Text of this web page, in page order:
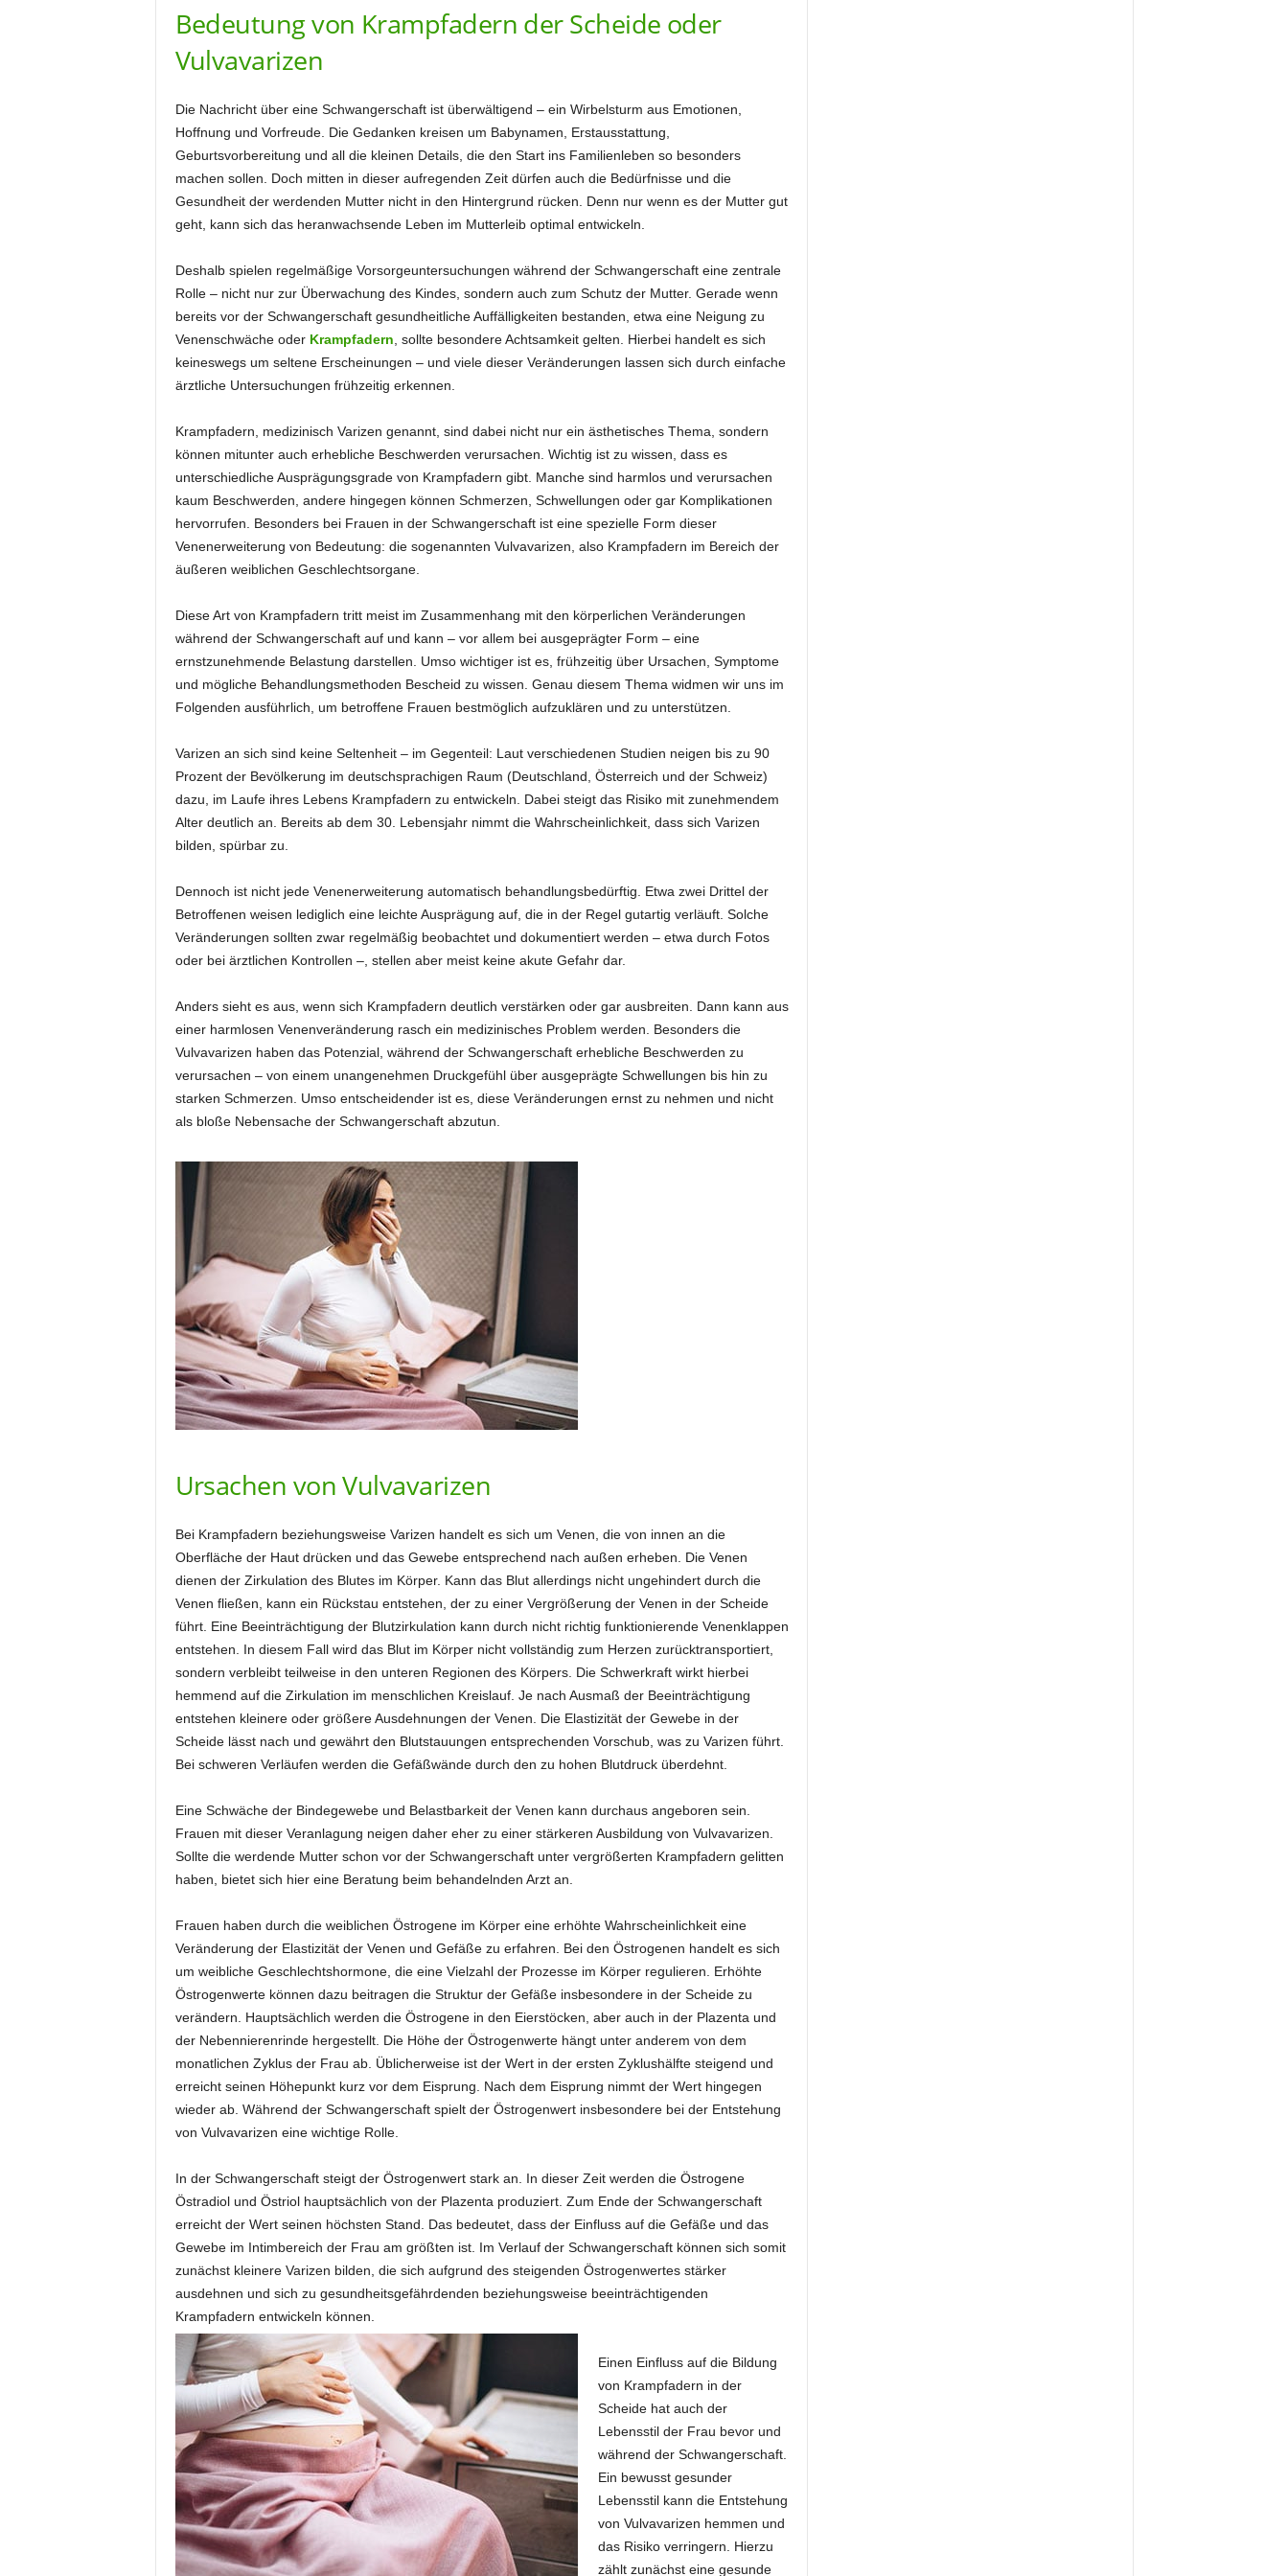
Bedeutung von Krampfadern der Scheide oder
Vulvavarizen
Die Nachricht über eine Schwangerschaft ist überwältigend – ein Wirbelsturm aus Emotionen,
Hoffnung und Vorfreude. Die Gedanken kreisen um Babynamen, Erstausstattung,
Geburtsvorbereitung und all die kleinen Details, die den Start ins Familienleben so besonders
machen sollen. Doch mitten in dieser aufregenden Zeit dürfen auch die Bedürfnisse und die
Gesundheit der werdenden Mutter nicht in den Hintergrund rücken. Denn nur wenn es der Mutter gut
geht, kann sich das heranwachsende Leben im Mutterleib optimal entwickeln.
Deshalb spielen regelmäßige Vorsorgeuntersuchungen während der Schwangerschaft eine zentrale
Rolle – nicht nur zur Überwachung des Kindes, sondern auch zum Schutz der Mutter. Gerade wenn
bereits vor der Schwangerschaft gesundheitliche Auffälligkeiten bestanden, etwa eine Neigung zu
Venenschwäche oder Krampfadern , sollte besondere Achtsamkeit gelten. Hierbei handelt es sich
keineswegs um seltene Erscheinungen – und viele dieser Veränderungen lassen sich durch einfache
ärztliche Untersuchungen frühzeitig erkennen.
Krampfadern, medizinisch Varizen genannt, sind dabei nicht nur ein ästhetisches Thema, sondern
können mitunter auch erhebliche Beschwerden verursachen. Wichtig ist zu wissen, dass es
unterschiedliche Ausprägungsgrade von Krampfadern gibt. Manche sind harmlos und verursachen
kaum Beschwerden, andere hingegen können Schmerzen, Schwellungen oder gar Komplikationen
hervorrufen. Besonders bei Frauen in der Schwangerschaft ist eine spezielle Form dieser
Venenerweiterung von Bedeutung: die sogenannten Vulvavarizen, also Krampfadern im Bereich der
äußeren weiblichen Geschlechtsorgane.
Diese Art von Krampfadern tritt meist im Zusammenhang mit den körperlichen Veränderungen
während der Schwangerschaft auf und kann – vor allem bei ausgeprägter Form – eine
ernstzunehmende Belastung darstellen. Umso wichtiger ist es, frühzeitig über Ursachen, Symptome
und mögliche Behandlungsmethoden Bescheid zu wissen. Genau diesem Thema widmen wir uns im
Folgenden ausführlich, um betroffene Frauen bestmöglich aufzuklären und zu unterstützen.
Varizen an sich sind keine Seltenheit – im Gegenteil: Laut verschiedenen Studien neigen bis zu 90
Prozent der Bevölkerung im deutschsprachigen Raum (Deutschland, Österreich und der Schweiz)
dazu, im Laufe ihres Lebens Krampfadern zu entwickeln. Dabei steigt das Risiko mit zunehmendem
Alter deutlich an. Bereits ab dem 30. Lebensjahr nimmt die Wahrscheinlichkeit, dass sich Varizen
bilden, spürbar zu.
Dennoch ist nicht jede Venenerweiterung automatisch behandlungsbedürftig. Etwa zwei Drittel der
Betroffenen weisen lediglich eine leichte Ausprägung auf, die in der Regel gutartig verläuft. Solche
Veränderungen sollten zwar regelmäßig beobachtet und dokumentiert werden – etwa durch Fotos
oder bei ärztlichen Kontrollen –, stellen aber meist keine akute Gefahr dar.
Anders sieht es aus, wenn sich Krampfadern deutlich verstärken oder gar ausbreiten. Dann kann aus
einer harmlosen Venenveränderung rasch ein medizinisches Problem werden. Besonders die
Vulvavarizen haben das Potenzial, während der Schwangerschaft erhebliche Beschwerden zu
verursachen – von einem unangenehmen Druckgefühl über ausgeprägte Schwellungen bis hin zu
starken Schmerzen. Umso entscheidender ist es, diese Veränderungen ernst zu nehmen und nicht
als bloße Nebensache der Schwangerschaft abzutun.
Ursachen von Vulvavarizen
Bei Krampfadern beziehungsweise Varizen handelt es sich um Venen, die von innen an die
Oberfläche der Haut drücken und das Gewebe entsprechend nach außen erheben. Die Venen
dienen der Zirkulation des Blutes im Körper. Kann das Blut allerdings nicht ungehindert durch die
Venen fließen, kann ein Rückstau entstehen, der zu einer Vergrößerung der Venen in der Scheide
führt. Eine Beeinträchtigung der Blutzirkulation kann durch nicht richtig funktionierende Venenklappen
entstehen. In diesem Fall wird das Blut im Körper nicht vollständig zum Herzen zurücktransportiert,
sondern verbleibt teilweise in den unteren Regionen des Körpers. Die Schwerkraft wirkt hierbei
hemmend auf die Zirkulation im menschlichen Kreislauf. Je nach Ausmaß der Beeinträchtigung
entstehen kleinere oder größere Ausdehnungen der Venen. Die Elastizität der Gewebe in der
Scheide lässt nach und gewährt den Blutstauungen entsprechenden Vorschub, was zu Varizen führt.
Bei schweren Verläufen werden die Gefäßwände durch den zu hohen Blutdruck überdehnt.
Eine Schwäche der Bindegewebe und Belastbarkeit der Venen kann durchaus angeboren sein.
Frauen mit dieser Veranlagung neigen daher eher zu einer stärkeren Ausbildung von Vulvavarizen.
Sollte die werdende Mutter schon vor der Schwangerschaft unter vergrößerten Krampfadern gelitten
haben, bietet sich hier eine Beratung beim behandelnden Arzt an.
Frauen haben durch die weiblichen Östrogene im Körper eine erhöhte Wahrscheinlichkeit eine
Veränderung der Elastizität der Venen und Gefäße zu erfahren. Bei den Östrogenen handelt es sich
um weibliche Geschlechtshormone, die eine Vielzahl der Prozesse im Körper regulieren. Erhöhte
Östrogenwerte können dazu beitragen die Struktur der Gefäße insbesondere in der Scheide zu
verändern. Hauptsächlich werden die Östrogene in den Eierstöcken, aber auch in der Plazenta und
der Nebennierenrinde hergestellt. Die Höhe der Östrogenwerte hängt unter anderem von dem
monatlichen Zyklus der Frau ab. Üblicherweise ist der Wert in der ersten Zyklushälfte steigend und
erreicht seinen Höhepunkt kurz vor dem Eisprung. Nach dem Eisprung nimmt der Wert hingegen
wieder ab. Während der Schwangerschaft spielt der Östrogenwert insbesondere bei der Entstehung
von Vulvavarizen eine wichtige Rolle.
In der Schwangerschaft steigt der Östrogenwert stark an. In dieser Zeit werden die Östrogene
Östradiol und Östriol hauptsächlich von der Plazenta produziert. Zum Ende der Schwangerschaft
erreicht der Wert seinen höchsten Stand. Das bedeutet, dass der Einfluss auf die Gefäße und das
Gewebe im Intimbereich der Frau am größten ist. Im Verlauf der Schwangerschaft können sich somit
zunächst kleinere Varizen bilden, die sich aufgrund des steigenden Östrogenwertes stärker
ausdehnen und sich zu gesundheitsgefährdenden beziehungsweise beeinträchtigenden
Krampfadern entwickeln können.
Einen Einfluss auf die Bildung
von Krampfadern in der
Scheide hat auch der
Lebensstil der Frau bevor und
während der Schwangerschaft.
Ein bewusst gesunder
Lebensstil kann die Entstehung
von Vulvavarizen hemmen und
das Risiko verringern. Hierzu
zählt zunächst eine gesunde